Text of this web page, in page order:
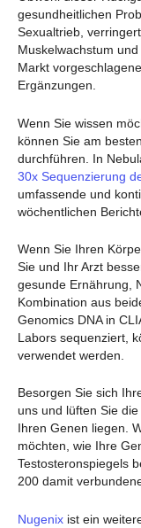
gesundheitlichen
Sexualtrieb,
Muskelwachstum
Markt
Ergänzungen.
Wenn Sie wissen
können Sie am
durchführen. In
30x Sequenzierung
umfassende und
wöchentlichen
Wenn Sie Ihren
Sie und Ihr Arzt
gesunde Ernährung,
Kombination aus
Genomics DNA in
Labors sequenziert,
verwendet werden.
Besorgen Sie sich
uns und lüften Sie
Ihren Genen liegen.
möchten, wie Ihre
Testosteronspiegels
200 damit
Nugenix ist ein